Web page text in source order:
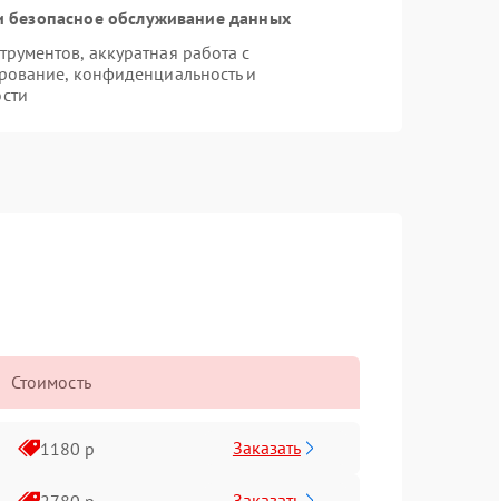
обслуживание данных
аккуратная работа с
конфиденциальность и
Стоимость
1180 р Заказать